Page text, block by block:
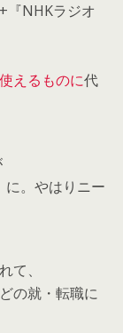
『NHKラジオ
えるものに代
に。やはりニー
て、
の就・転職に